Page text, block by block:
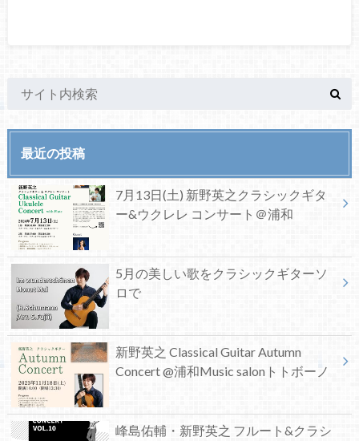
最近の投稿
7月13日(土) 新野英之クラシックギタ
ー&ウクレレ コンサート＠浦和
5月の美しい歌をクラシックギターソ
ロで
新野英之 Classical Guitar Autumn
Concert @浦和Music salonトトボーノ
峰島佑輔・新野英之 フルート&クラシ